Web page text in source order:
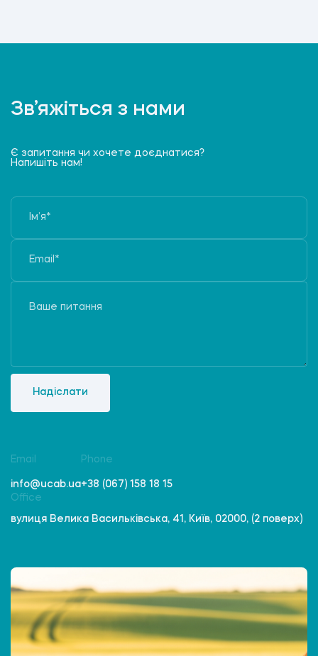
Зв’яжіться з нами
Є запитання чи хочете доєднатися?
Напишіть нам!
Надіслати
Email
info@ucab.ua
Phone
+38 (067) 158 18 15
Office
вулиця Велика Васильківська, 41, Київ, 02000, (2 поверх)